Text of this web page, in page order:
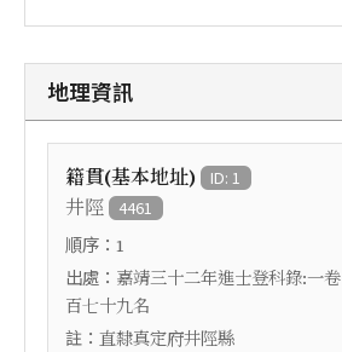
地理資訊
籍貫(基本地址) ID: 1
井陘 4461
順序： 1
出處： 嘉靖三十二年進士登科錄:一卷
百七十九名
註： 直隸真定府井陘縣